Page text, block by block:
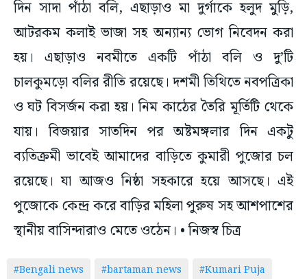
দিন সাদা পাঁঠা বলি, এছাড়াও মা দুর্গাকে হলুদ মুড়ি,
আটরকম কলাই ভাজা সহ অন্যান্য ভোগ নিবেদন করা
হয়। এছাড়াও নবমীতে একটি পাঁঠা বলি ও দু’টি
চালকুমড়ো বলির রীতি রয়েছে। দশমী তিথিতে নবপত্রিকা
ও ঘট বিসর্জন করা হয়। নিম কাঠের তৈরি মূর্তিটি থেকে
যায়। বিজয়ার সাতদিন পর অষ্টমঙ্গলার দিন একটু
ব্যতিক্রমী ভাবেই আমাদের বাড়িতে কুমারী পুজোর চল
রয়েছে। যা আজও নিষ্ঠা সহকারে হয়ে আসছে। এই
পুজোকে কেন্দ্র করে বাড়ির মহিলা পুরুষ সহ আশপাশের
স্থানীয় বাসিন্দারাও মেতে ওঠেন। • নিজস্ব চিত্র
#Bengali news #bartaman news #Kumari Puja